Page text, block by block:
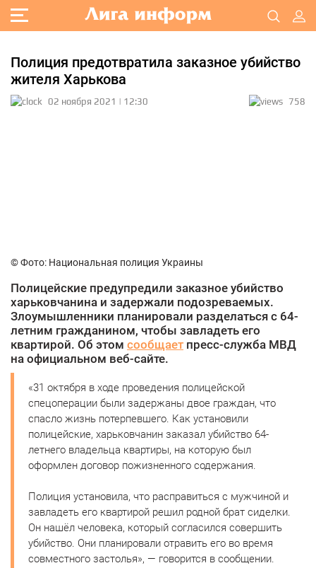
Полиция предотвратила заказное убийство
жителя Харькова
02 ноября 2021 | 12:30 758
© Фото: Национальная полиция Украины
Полицейские предупредили заказное убийство
харьковчанина и задержали подозреваемых.
Злоумышленники планировали разделаться с 64-
летним гражданином, чтобы завладеть его
квартирой. Об этом сообщает пресс-служба МВД
на официальном веб-сайте.
«31 октября в ходе проведения полицейской
спецоперации были задержаны двое граждан, что
спасло жизнь потерпевшего. Как установили
полицейские, харьковчанин заказал убийство 64-
летнего владельца квартиры, на которую был
оформлен договор пожизненного содержания.
Полиция установила, что расправиться с мужчиной и
завладеть его квартирой решил родной брат сиделки.
Он нашёл человека, который согласился совершить
убийство. Они планировали отравить его во время
совместного застолья», — говорится в сообщении.